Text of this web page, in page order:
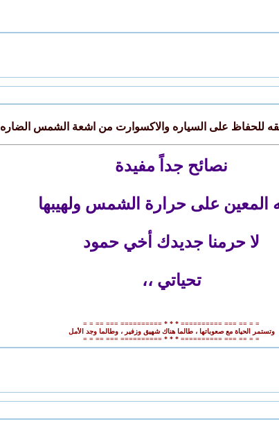
للحفاظ على السياره والاكسوارت من اشعة الشمس الضاره
نصائح جداً مفيدة
المعين على حرارة الشمس ولهيبها
لا حرمنا جديدك أخي حمود
تحياتي ،،
= = == === ========== * * * ========== === == = =
وتستمر الحياة مع صعوباتها ، طالما هناك شهيق وزفير ، وطالما وجد الأمل
= = == === ========== * * * ========== === == = =